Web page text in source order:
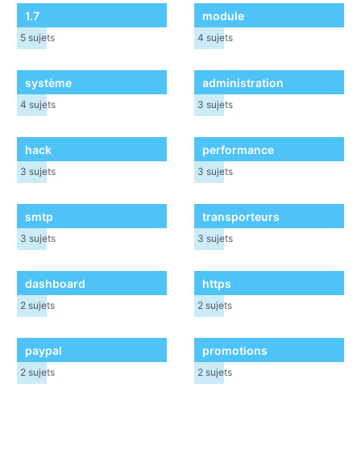
1.7
5 sujets
module
4 sujets
système
4 sujets
administration
3 sujets
hack
3 sujets
performance
3 sujets
smtp
3 sujets
transporteurs
3 sujets
dashboard
2 sujets
https
2 sujets
paypal
2 sujets
promotions
2 sujets